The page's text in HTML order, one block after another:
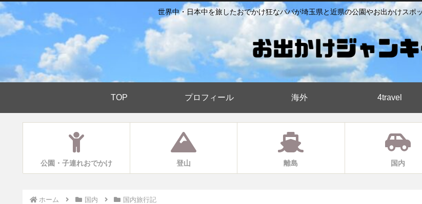
世界中・日本中を旅したおでかけ狂なパパが埼玉県と近県の公園やお出かけスポ
TOP プロフィール 海外 4travel
公園・子連れおでかけ 登山 離島 国内
ホーム 国内 国内旅行記